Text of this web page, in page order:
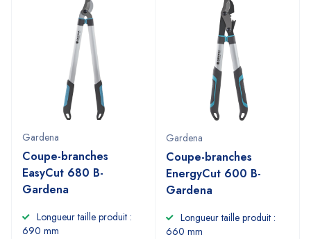
Gardena
Coupe-branches
EasyCut 680 B-
Gardena
Longueur taille produit :
690 mm
Gardena
Coupe-branches
EnergyCut 600 B-
Gardena
Longueur taille produit :
660 mm